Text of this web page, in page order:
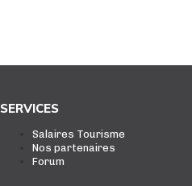
SERVICES
Salaires Tourisme
Nos partenaires
Forum